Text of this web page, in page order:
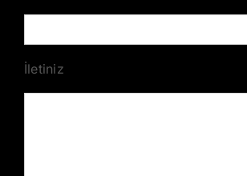
İletiniz